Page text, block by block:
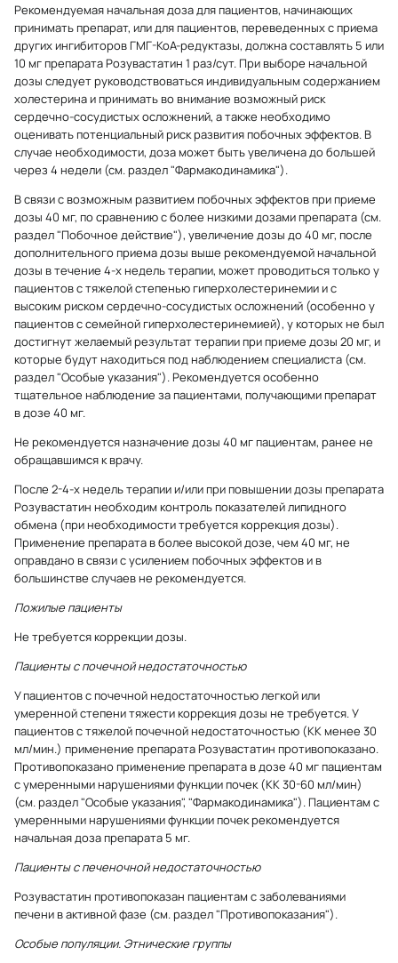
Рекомендуемая начальная доза для пациентов, начинающих
принимать препарат, или для пациентов, переведенных с приема
других ингибиторов ГМГ-КоА-редуктазы, должна составлять 5 или
10 мг препарата Розувастатин 1 раз/сут. При выборе начальной
дозы следует руководствоваться индивидуальным содержанием
холестерина и принимать во внимание возможный риск
сердечно-сосудистых осложнений, а также необходимо
оценивать потенциальный риск развития побочных эффектов. В
случае необходимости, доза может быть увеличена до большей
через 4 недели (см. раздел "Фармакодинамика").
В связи с возможным развитием побочных эффектов при приеме
дозы 40 мг, по сравнению с более низкими дозами препарата (см.
раздел "Побочное действие"), увеличение дозы до 40 мг, после
дополнительного приема дозы выше рекомендуемой начальной
дозы в течение 4-х недель терапии, может проводиться только у
пациентов с тяжелой степенью гиперхолестеринемии и с
высоким риском сердечно-сосудистых осложнений (особенно у
пациентов с семейной гиперхолестеринемией), у которых не был
достигнут желаемый результат терапии при приеме дозы 20 мг, и
которые будут находиться под наблюдением специалиста (см.
раздел "Особые указания"). Рекомендуется особенно
тщательное наблюдение за пациентами, получающими препарат
в дозе 40 мг.
Не рекомендуется назначение дозы 40 мг пациентам, ранее не
обращавшимся к врачу.
После 2-4-х недель терапии и/или при повышении дозы препарата
Розувастатин необходим контроль показателей липидного
обмена (при необходимости требуется коррекция дозы).
Применение препарата в более высокой дозе, чем 40 мг, не
оправдано в связи с усилением побочных эффектов и в
большинстве случаев не рекомендуется.
Пожилые пациенты
Не требуется коррекции дозы.
Пациенты с почечной недостаточностью
У пациентов с почечной недостаточностью легкой или
умеренной степени тяжести коррекция дозы не требуется. У
пациентов с тяжелой почечной недостаточностью (КК менее 30
мл/мин.) применение препарата Розувастатин противопоказано.
Противопоказано применение препарата в дозе 40 мг пациентам
с умеренными нарушениями функции почек (КК 30-60 мл/мин)
(см. раздел "Особые указания", "Фармакодинамика"). Пациентам с
умеренными нарушениями функции почек рекомендуется
начальная доза препарата 5 мг.
Пациенты с печеночной недостаточностью
Розувастатин противопоказан пациентам с заболеваниями
печени в активной фазе (см. раздел "Противопоказания").
Особые популяции. Этнические группы